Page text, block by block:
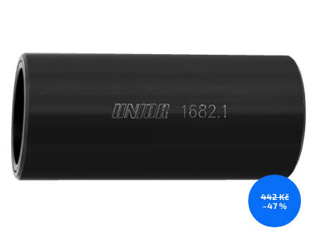
442 Kč
–47 %